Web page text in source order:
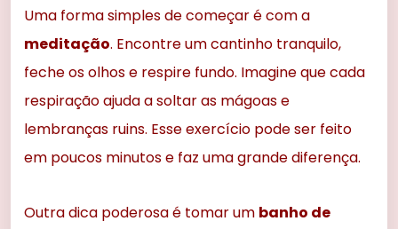
Uma forma simples de começar é com a
meditação. Encontre um cantinho tranquilo,
feche os olhos e respire fundo. Imagine que cada
respiração ajuda a soltar as mágoas e
lembranças ruins. Esse exercício pode ser feito
em poucos minutos e faz uma grande diferença.
Outra dica poderosa é tomar um banho de